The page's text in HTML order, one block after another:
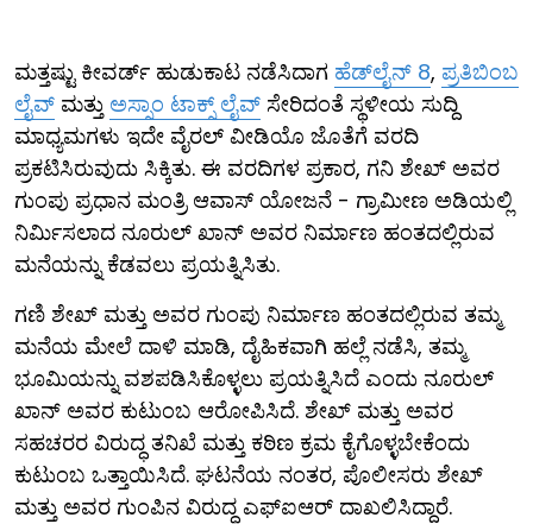
ಮತ್ತಷ್ಟು ಕೀವರ್ಡ್ ಹುಡುಕಾಟ ನಡೆಸಿದಾಗ ಹೆಡ್‌ಲೈನ್ 8, ಪ್ರತಿಬಿಂಬ
ಲೈವ್ ಮತ್ತು ಅಸ್ಸಾಂ ಟಾಕ್ಸ್ ಲೈವ್ ಸೇರಿದಂತೆ ಸ್ಥಳೀಯ ಸುದ್ದಿ
ಮಾಧ್ಯಮಗಳು ಇದೇ ವೈರಲ್ ವೀಡಿಯೊ ಜೊತೆಗೆ ವರದಿ
ಪ್ರಕಟಿಸಿರುವುದು ಸಿಕ್ಕಿತು. ಈ ವರದಿಗಳ ಪ್ರಕಾರ, ಗನಿ ಶೇಖ್ ಅವರ
ಗುಂಪು ಪ್ರಧಾನ ಮಂತ್ರಿ ಆವಾಸ್ ಯೋಜನೆ - ಗ್ರಾಮೀಣ ಅಡಿಯಲ್ಲಿ
ನಿರ್ಮಿಸಲಾದ ನೂರುಲ್ ಖಾನ್ ಅವರ ನಿರ್ಮಾಣ ಹಂತದಲ್ಲಿರುವ
ಮನೆಯನ್ನು ಕೆಡವಲು ಪ್ರಯತ್ನಿಸಿತು.
ಗಣಿ ಶೇಖ್ ಮತ್ತು ಅವರ ಗುಂಪು ನಿರ್ಮಾಣ ಹಂತದಲ್ಲಿರುವ ತಮ್ಮ
ಮನೆಯ ಮೇಲೆ ದಾಳಿ ಮಾಡಿ, ದೈಹಿಕವಾಗಿ ಹಲ್ಲೆ ನಡೆಸಿ, ತಮ್ಮ
ಭೂಮಿಯನ್ನು ವಶಪಡಿಸಿಕೊಳ್ಳಲು ಪ್ರಯತ್ನಿಸಿದೆ ಎಂದು ನೂರುಲ್
ಖಾನ್ ಅವರ ಕುಟುಂಬ ಆರೋಪಿಸಿದೆ. ಶೇಖ್ ಮತ್ತು ಅವರ
ಸಹಚರರ ವಿರುದ್ಧ ತನಿಖೆ ಮತ್ತು ಕಠಿಣ ಕ್ರಮ ಕೈಗೊಳ್ಳಬೇಕೆಂದು
ಕುಟುಂಬ ಒತ್ತಾಯಿಸಿದೆ. ಘಟನೆಯ ನಂತರ, ಪೊಲೀಸರು ಶೇಖ್
ಮತ್ತು ಅವರ ಗುಂಪಿನ ವಿರುದ್ಧ ಎಫ್‌ಐಆರ್ ದಾಖಲಿಸಿದ್ದಾರೆ.